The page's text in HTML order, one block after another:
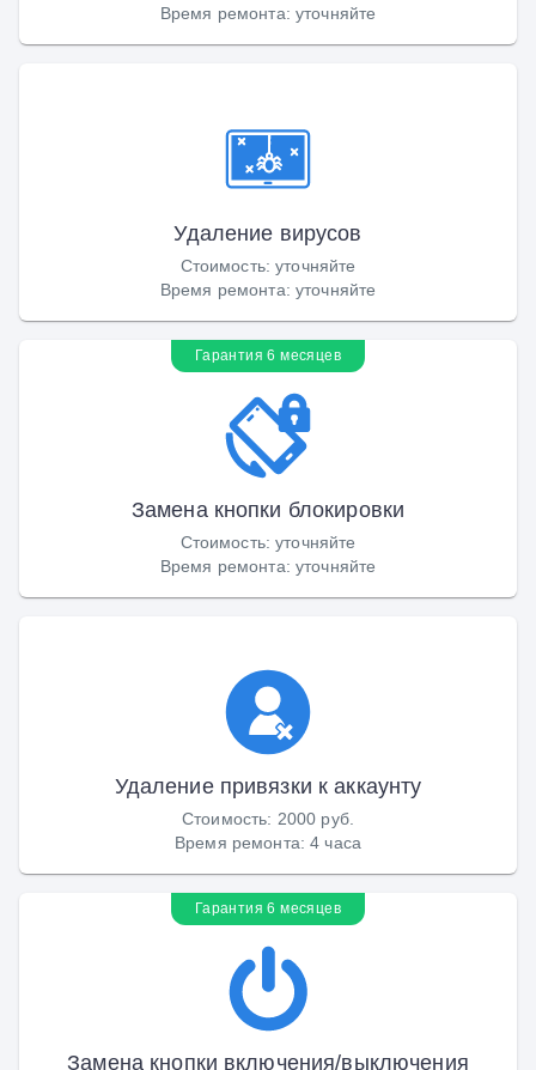
Время ремонта: уточняйте
Удаление вирусов
Стоимость:уточняйте
Время ремонта: уточняйте
Гарантия 6 месяцев
Замена кнопки блокировки
Стоимость:уточняйте
Время ремонта: уточняйте
Удаление привязки к аккаунту
Стоимость: 2000 руб.
Время ремонта:4 часа
Гарантия 6 месяцев
Замена кнопки включения/выключения